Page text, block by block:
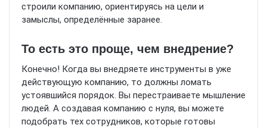
строили компанию, ориентируясь на цели и
замыслы, определённые заранее.
То есть это проще, чем внедрение?
Конечно! Когда вы внедряете инструменты в уже
действующую компанию, то должны ломать
устоявшийся порядок. Вы перестраиваете мышление
людей. А создавая компанию с нуля, вы можете
подобрать тех сотрудников, которые готовы